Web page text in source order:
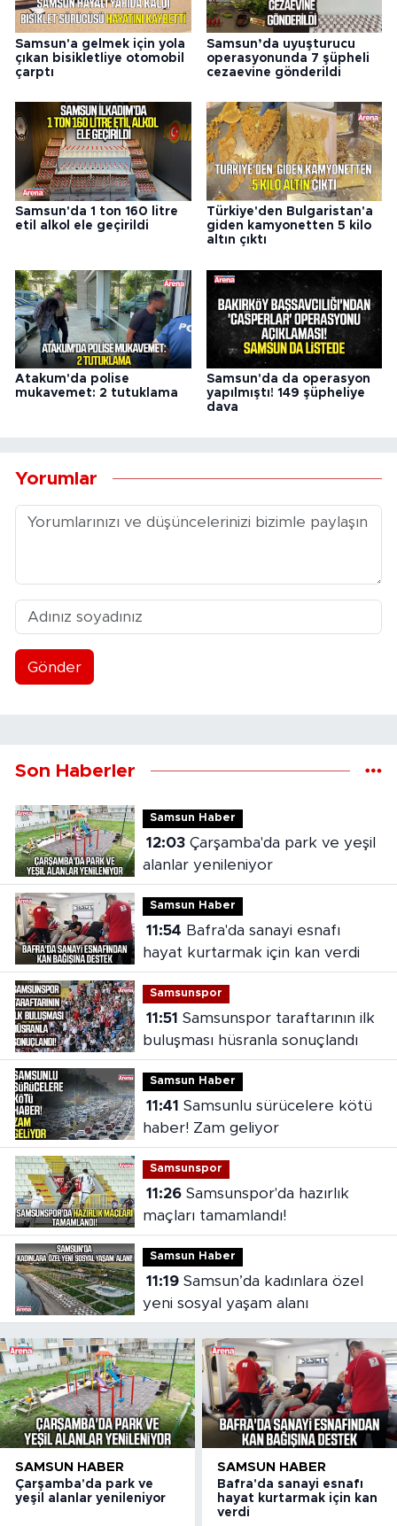
Samsun'a gelmek için yola
çıkan bisikletliye otomobil
çarptı
Samsun’da uyuşturucu
operasyonunda 7 şüpheli
cezaevine gönderildi
Samsun'da 1 ton 160 litre
etil alkol ele geçirildi
Türkiye'den Bulgaristan'a
giden kamyonetten 5 kilo
altın çıktı
Atakum'da polise
mukavemet: 2 tutuklama
Samsun'da da operasyon
yapılmıştı! 149 şüpheliye
dava
Yorumlar
Gönder
Son Haberler
Samsun Haber
12:03Çarşamba'da park ve yeşil
alanlar yenileniyor
Samsun Haber
11:54
hayat kurtarmak için kan verdi
Samsunspor
11:51
buluşması hüsranla sonuçlandı
Samsun Haber
11:41
haber! Zam geliyor
Samsunspor
11:26Samsunspor'da hazırlık
maçları tamamlandı!
Samsun Haber
11:19Samsun’da kadınlara özel
yeni sosyal yaşam alanı
SAMSUN HABER
Çarşamba'da park ve
yeşil alanlar yenileniyor
SAMSUN HABER
Bafra'da sanayi esnafı
hayat kurtarmak için kan
verdi